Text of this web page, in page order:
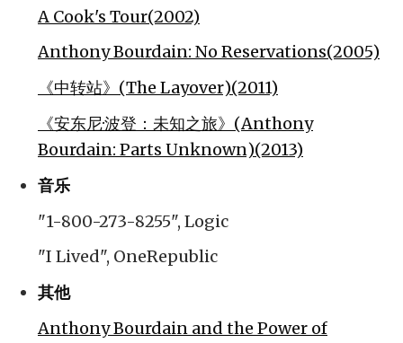
A Cook's Tour(2002)
Anthony Bourdain: No Reservations(2005)
《中转站》(The Layover)(2011)
《安东尼·波登：未知之旅》(Anthony
Bourdain: Parts Unknown)(2013)
音乐
"1-800-273-8255", Logic
"I Lived", OneRepublic
其他
Anthony Bourdain and the Power of